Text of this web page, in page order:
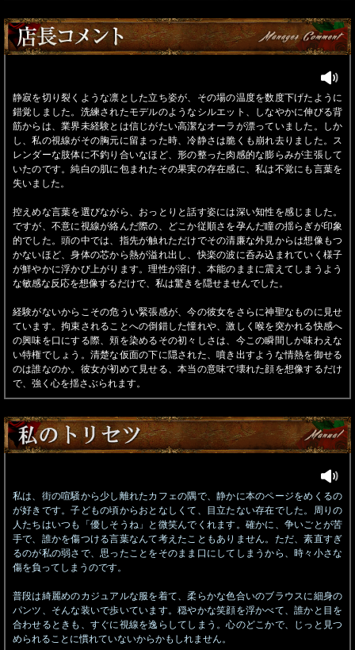
静寂を切り裂くような凛とした立ち姿が、その場の温度を数度下げたように
錯覚しました。洗練されたモデルのようなシルエット、しなやかに伸びる背
筋からは、業界未経験とは信じがたい高潔なオーラが漂っていました。しか
し、私の視線がその胸元に留まった時、冷静さは脆くも崩れ去りました。ス
レンダーな肢体に不釣り合いなほど、形の整った肉感的な膨らみが主張して
いたのです。純白の肌に包まれたその果実の存在感に、私は不覚にも言葉を
失いました。
控えめな言葉を選びながら、おっとりと話す姿には深い知性を感じました。
ですが、不意に視線が絡んだ際の、どこか従順さを孕んだ瞳の揺らぎが印象
的でした。頭の中では、指先が触れただけでその清廉な外見からは想像もつ
かないほど、身体の芯から熱が溢れ出し、快楽の波に呑み込まれていく様子
が鮮やかに浮かび上がります。理性が溶け、本能のままに震えてしまうよう
な敏感な反応を想像するだけで、私は驚きを隠せませんでした。
経験がないからこその危うい緊張感が、今の彼女をさらに神聖なものに見せ
ています。拘束されることへの倒錯した憧れや、激しく喉を突かれる快感へ
の興味を口にする際、頬を染めるその初々しさは、今この瞬間しか味わえな
い特権でしょう。清楚な仮面の下に隠された、噴き出すような情熱を御せる
のは誰なのか。彼女が初めて見せる、本当の意味で壊れた顔を想像するだけ
で、強く心を揺さぶられます。
私は、街の喧騒から少し離れたカフェの隅で、静かに本のページをめくるの
が好きです。子どもの頃からおとなしくて、目立たない存在でした。周りの
人たちはいつも「優しそうね」と微笑んでくれます。確かに、争いごとが苦
手で、誰かを傷つける言葉なんて考えたこともありません。ただ、素直すぎ
るのが私の弱さで、思ったことをそのまま口にしてしまうから、時々小さな
傷を負ってしまうのです。
普段は綺麗めのカジュアルな服を着て、柔らかな色合いのブラウスに細身の
パンツ、そんな装いで歩いています。穏やかな笑顔を浮かべて、誰かと目を
合わせるときも、すぐに視線を逸らしてしまう。心のどこかで、じっと見つ
められることに慣れていないからかもしれません。